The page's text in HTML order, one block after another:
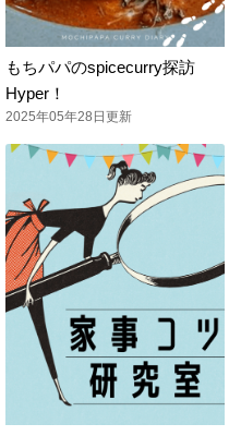
もちパパのspicecurry探訪
Hyper！
2025年05年28日更新